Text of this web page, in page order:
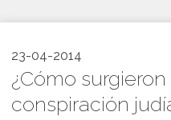
23-04-2014
¿Cómo
conspiración